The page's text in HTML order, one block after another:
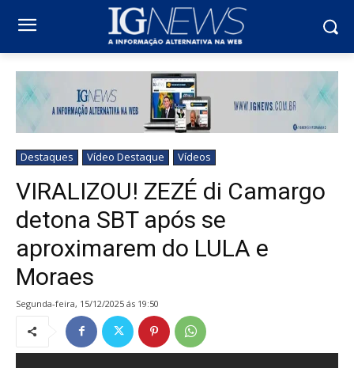
Destaques Vídeo Destaque Vídeos
VIRALIZOU! ZEZÉ di Camargo
detona SBT após se
aproximarem do LULA e
Moraes
segunda-feira, 15/12/2025 ás 19:50